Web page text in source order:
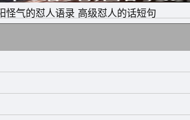
怪气的怼人语录 高级怼人的话短句